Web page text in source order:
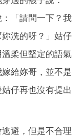
：「請問一下？我
洗的呀？」姑仔
柔但堅定的語氣
給妳哥，並不是
仔再也沒有提出
避，但是不合理